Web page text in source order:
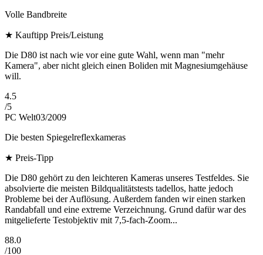
Volle Bandbreite
★ Kauftipp Preis/Leistung
Die D80 ist nach wie vor eine gute Wahl, wenn man "mehr
Kamera", aber nicht gleich einen Boliden mit Magnesiumgehäuse
will.
4.5
/5
PC Welt03/2009
Die besten Spiegelreflexkameras
★ Preis-Tipp
Die D80 gehört zu den leichteren Kameras unseres Testfeldes. Sie
absolvierte die meisten Bildqualitätstests tadellos, hatte jedoch
Probleme bei der Auflösung. Außerdem fanden wir einen starken
Randabfall und eine extreme Verzeichnung. Grund dafür war des
mitgelieferte Testobjektiv mit 7,5-fach-Zoom...
88.0
/100